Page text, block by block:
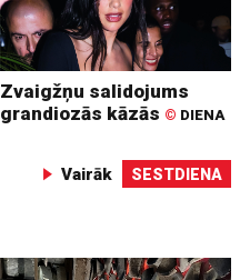
Zvaigžņu salidojums
grandiozās kāzās © DIENA
Vairāk SESTDIENA